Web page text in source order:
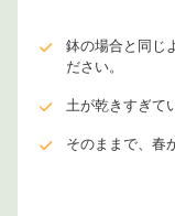
鉢の場合と同じ
ださい。
土が乾きすぎて
そのままで、春